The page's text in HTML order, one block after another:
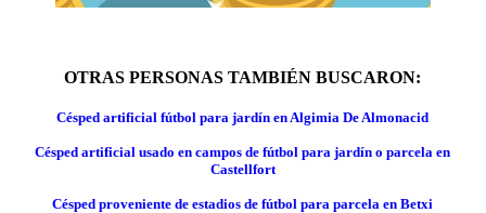
OTRAS PERSONAS TAMBIÉN BUSCARON:
Césped artificial fútbol para jardín en Algimia De Almonacid
Césped artificial usado en campos de fútbol para jardín o parcela en
Castellfort
Césped proveniente de estadios de fútbol para parcela en Betxi